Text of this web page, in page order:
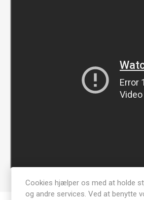
Cookies hjælper os med at holde
og andre services. Ved at benytte